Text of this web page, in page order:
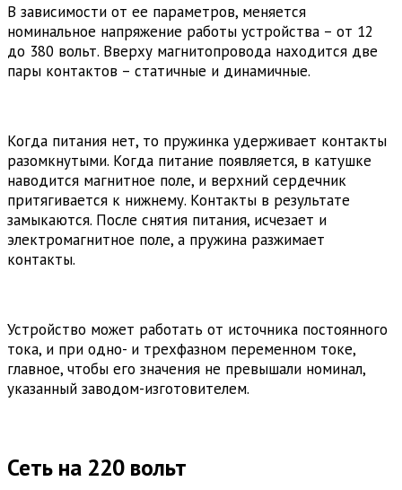
В зависимости от ее параметров, меняется
номинальное напряжение работы устройства – от 12
до 380 вольт. Вверху магнитопровода находится две
пары контактов – статичные и динамичные.
Когда питания нет, то пружинка удерживает контакты
разомкнутыми. Когда питание появляется, в катушке
наводится магнитное поле, и верхний сердечник
притягивается к нижнему. Контакты в результате
замыкаются. После снятия питания, исчезает и
электромагнитное поле, а пружина разжимает
контакты.
Устройство может работать от источника постоянного
тока, и при одно- и трехфазном переменном токе,
главное, чтобы его значения не превышали номинал,
указанный заводом-изготовителем.
Сеть на 220 вольт